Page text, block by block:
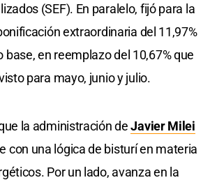
(SEF). En paralelo, fijó para la
extraordinaria del 11,97%
base, en reemplazo del 10,67% que
para mayo, junio y julio.
la administración deJavier Milei
con una lógica de bisturí en materia
Por un lado, avanza en la